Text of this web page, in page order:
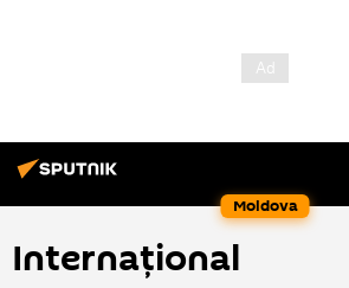
Moldova
Internațional